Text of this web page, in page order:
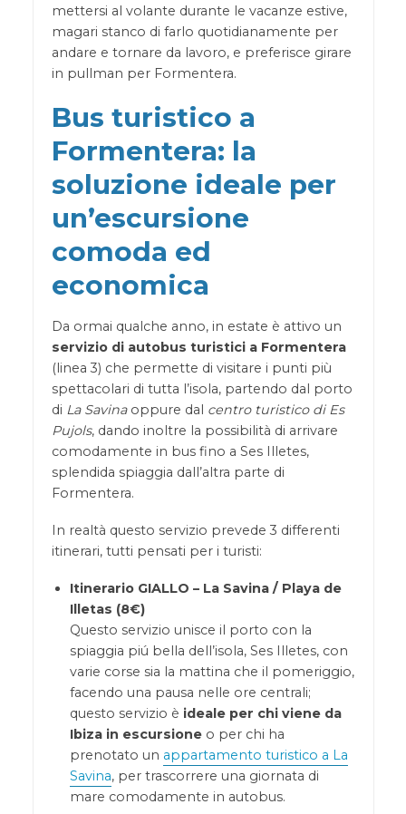
mettersi al volante durante le vacanze estive,
magari stanco di farlo quotidianamente per
andare e tornare da lavoro, e preferisce girare
in pullman per Formentera.
Bus turistico a
Formentera: la
soluzione ideale per
un’escursione
comoda ed
economica
Da ormai qualche anno, in estate è attivo un
servizio di autobus turistici a Formentera
(linea 3) che permette di visitare i punti più
spettacolari di tutta l’isola, partendo dal porto
di La Savinaoppure dal centro turistico di Es
Pujols, dando inoltre la possibilità di arrivare
comodamente in bus fino a Ses Illetes,
splendida spiaggia dall’altra parte di
Formentera.
In realtà questo servizio prevede 3 differenti
itinerari, tutti pensati per i turisti:
Itinerario GIALLO – La Savina / Playa de
Illetas (8€)
Questo servizio unisce il porto con la
spiaggia piú bella dell’isola, Ses Illetes, con
varie corse sia la mattina che il pomeriggio,
facendo una pausa nelle ore centrali;
questo servizio è ideale per chi viene da
Ibiza in escursioneo per chi ha
prenotato un appartamento turistico a La
Savina, per trascorrere una giornata di
mare comodamente in autobus.